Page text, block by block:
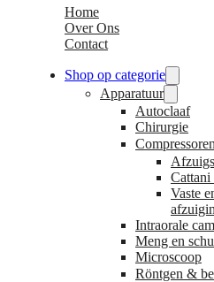
Home
Over Ons
Contact
Shop op categorie
Apparatuur
Autoclaaf
Chirurgie
Cattani
Vaste
Intraorale
Meng en
Microscoop
Röntgen &